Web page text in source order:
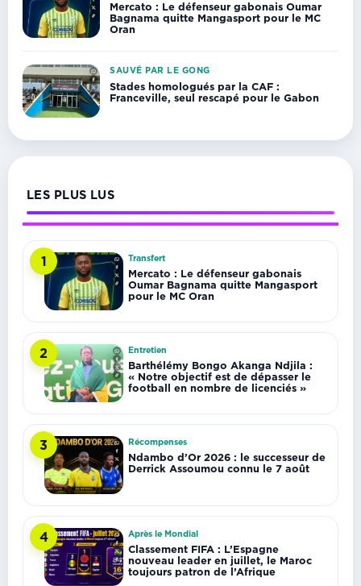
Mercato : Le défenseur gabonais Oumar
Bagnama quitte Mangasport pour le MC
Oran
SAUVÉ PAR LE GONG
Stades homologués par la CAF :
Franceville, seul rescapé pour le Gabon
LES PLUS LUS
1 Transfert
Mercato : Le défenseur gabonais
Oumar Bagnama quitte Mangasport
pour le MC Oran
2 Entretien
Barthélémy Bongo Akanga Ndjila :
« Notre objectif est de dépasser le
football en nombre de licenciés »
3 Récompenses
Ndambo d’Or 2026 : le successeur de
Derrick Assoumou connu le 7 août
4 Après le Mondial
Classement FIFA : L’Espagne
nouveau leader en juillet, le Maroc
toujours patron de l’Afrique